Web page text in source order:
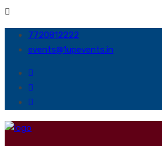
7720812222
events@1upevents.in